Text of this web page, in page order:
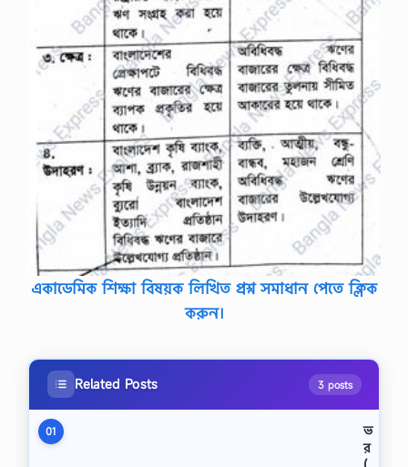
একাডেমিক শিক্ষা বিষয়ক লিখিত প্রশ্ন সমাধান পেতে ক্লিক
করুন।
Related Posts 3 posts
01
ভ
র